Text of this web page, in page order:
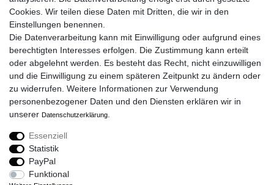
AGB
Impressum
Widerrufsrecht
Datenschutz
SOCIAL MEDIA
Cookies. Wir teilen diese Daten mit Dritten, die wir in den
Einstellungen benennen.
Die Datenverarbeitung kann mit Einwilligung oder aufgrund eines
berechtigten Interesses erfolgen. Die Zustimmung kann erteilt
oder abgelehnt werden. Es besteht das Recht, nicht einzuwilligen
und die Einwilligung zu einem späteren Zeitpunkt zu ändern oder
zu widerrufen. Weitere Informationen zur Verwendung
personenbezogener Daten und den Diensten erklären wir in
unserer Daten­schutz­erklärung
Essenziell
Statistik
PayPal
Funktional